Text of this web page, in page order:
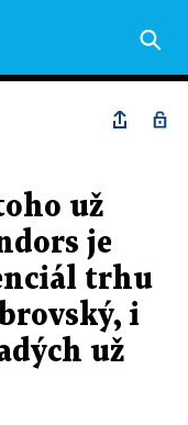
už
je
trhu
i
už